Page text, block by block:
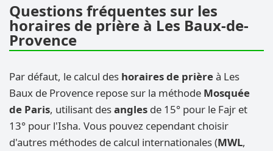
Questions fréquentes sur les
horaires de prière à Les Baux-de-
Provence
Par défaut, le calcul des horaires de prièreà Les
Baux de Provence repose sur la méthode Mosquée
de Paris, utilisant desangles de 15° pour le Fajr et
13° pour l'Isha. Vous pouvez cependant choisir
d'autres méthodes de calcul internationales (MWL,